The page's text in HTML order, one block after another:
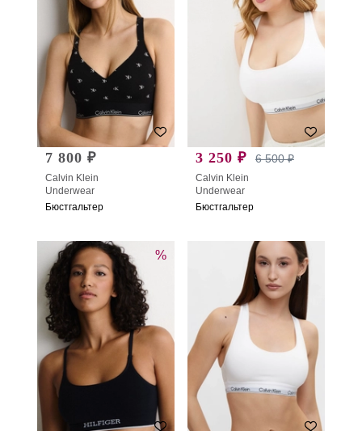
7 800 ₽
Calvin Klein
Underwear
Бюстгальтер
3 250 ₽ 6 500 ₽
Calvin Klein
Underwear
Бюстгальтер
%